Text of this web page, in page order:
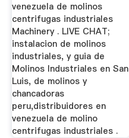
venezuela de molinos
centrifugas industriales
Machinery . LIVE CHAT;
instalacion de molinos
industriales, y guia de
Molinos Industriales en San
Luis, de molinos y
chancadoras
peru,distribuidores en
venezuela de molino
centrifugas industriales .